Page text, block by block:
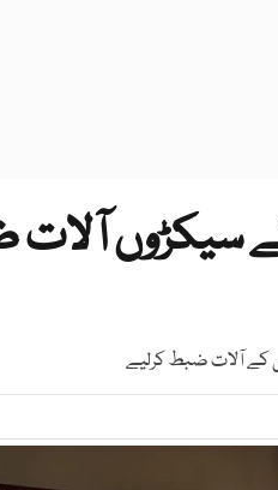
سیکڑوں
کے آلات ضبط کرلیے